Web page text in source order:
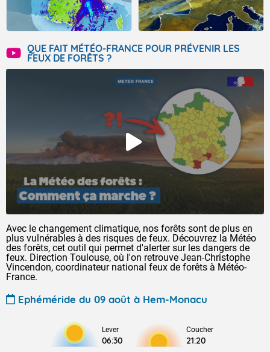
QUE FAIT MÉTÉO-FRANCE POUR PRÉVENIR LES
FEUX DE FORÊTS ?
Avec le changement climatique, nos forêts sont de plus en
plus vulnérables à des risques de feux. Découvrez la Météo
des forêts, cet outil qui permet d'alerter sur les dangers de
feux. Direction Toulouse, où l'on retrouve Jean-Christophe
Vincendon, coordinateur national feux de forêts à Météo-
France.
Ephéméride du 09 août à Hem-Monacu
Lever
06:30
Coucher
21:20